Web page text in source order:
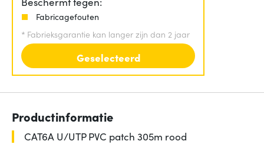
Fabricagefouten
* Fabrieksgarantie kan langer zijn dan 2 jaar
Geselecteerd
Productinformatie
CAT6A U/UTP PVC patch 305m rood